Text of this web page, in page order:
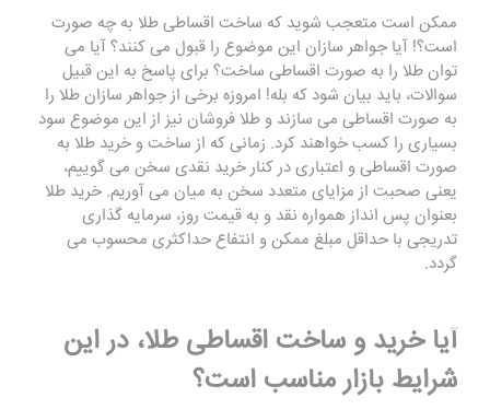
ممکن است متعجب شوید که ساخت اقساطی طلا به چه صورت
است؟! آیا جواهر سازان این موضوع را قبول می کنند؟ آیا می
توان طلا را به صورت اقساطی ساخت؟ برای پاسخ به این قبیل
سوالات، باید بیان شود که بله! امروزه برخی از جواهر سازان طلا را
به صورت اقساطی می سازند و طلا فروشان نیز از این موضوع سود
بسیاری را کسب خواهند کرد. زمانی که از ساخت و خرید طلا به
صورت اقساطی و اعتباری در کنار خرید نقدی سخن می گوییم،
یعنی صحبت از مزایای متعدد سخن به میان می آوریم. خرید طلا
بعنوان پس انداز همواره نقد و به قیمت روز، سرمایه گذاری
تدریجی با حداقل مبلغ ممکن و انتفاع حداکثری محسوب می
گردد.
آیا خرید و ساخت اقساطی طلا، در این
شرایط بازار مناسب است؟